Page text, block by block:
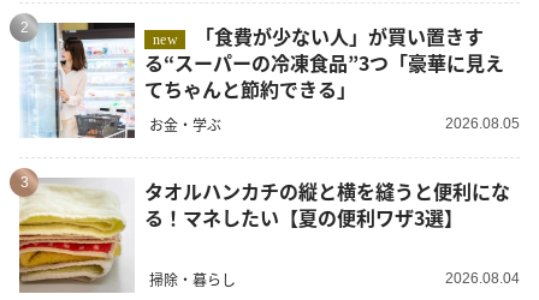
2
new
る“スーパーの冷凍食品”3つ「豪華に見え
てちゃんと節約できる」
お金・学ぶ 2026.08.05
3
タオルハンカチの縦と横を縫うと便利にな
る！マネしたい【夏の便利ワザ3選】
掃除・暮らし 2026.08.04